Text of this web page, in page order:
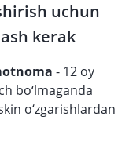
uchun
kerak
- 12 oy
bo‘lmaganda
o‘zgarishlardan